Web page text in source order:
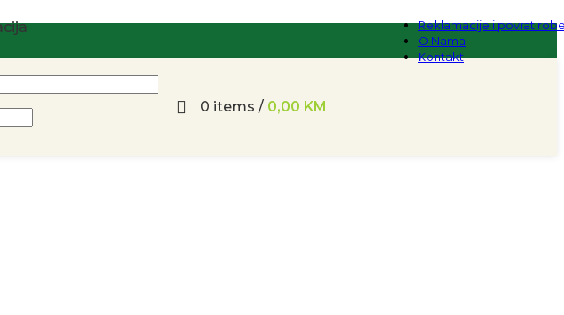
Reklamacije i povrat
O Nama
Kontakt
0 items / 0,00 KM